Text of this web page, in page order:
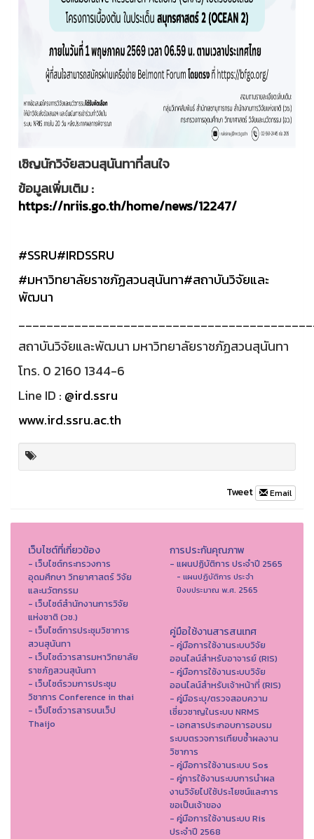
เชิญนักวิจัยสวนสุนันทาที่สนใจ
ข้อมูลเพิ่มเติม :
https://nriis.go.th/home/news/12247/
#SSRU#IRDSSRU
#มหาวิทยาลัยราชภัฏสวนสุนันทา#สถาบันวิจัยและ
พัฒนา
สถาบันวิจัยและพัฒนา มหาวิทยาลัยราชภัฏสวนสุนันทา
โทร. 0 2160 1344-6
Line ID : @ird.ssru
www.ird.ssru.ac.th
Tweet Email
เว็บไซต์ที่เกี่ยวข้อง
- เว็บไซต์กระทรวงการ
อุดมศึกษา วิทยาศาสตร์ วิจัย
และนวัตกรรม
- เว็บไซต์สำนักงานการวิจัย
แห่งชาติ (วช.)
- เว็บไซต์การประชุมวิชาการ
สวนสุนันทา
- เว็บไซต์วารสารมหาวิทยาลัย
ราชภัฏสวนสุนันทา
- เว็บไซต์รวมการประชุม
วิชาการ Conference in thai
- เว็ปไซต์วารสารบนเว็ป
Thaijo
การประกันคุณภาพ
- แผนปฏิบัติการ ประจำปี 2565
- แผนปฏิบัติการ ประจำ
ปีงบประมาณ พ.ศ. 2565
คู่มือใช้งานสารสนเทศ
- คู่มือการใช้งานระบบวิจัย
ออนไลน์สำหรับอาจารย์ (RIS)
- คู่มือการใช้งานระบบวิจัย
ออนไลน์สำหรับเจ้าหน้าที่ (RIS)
- คู่มือระบุ/ตรวจสอบความ
เชี่ยวชาญในระบบ NRMS
- เอกสารประกอบการอบรม
ระบบตรวจการเทียบซ้ำผลงาน
วิชาการ
- คู่มือการใช้งานระบบ Sos
- คู่การใช้งานระบบการนำผล
งานวิจัยไปใช้ประโยชน์และการ
ขอเป็นเจ้าของ
- คู่มือการใช้งานระบบ Ris
ประจำปี 2568